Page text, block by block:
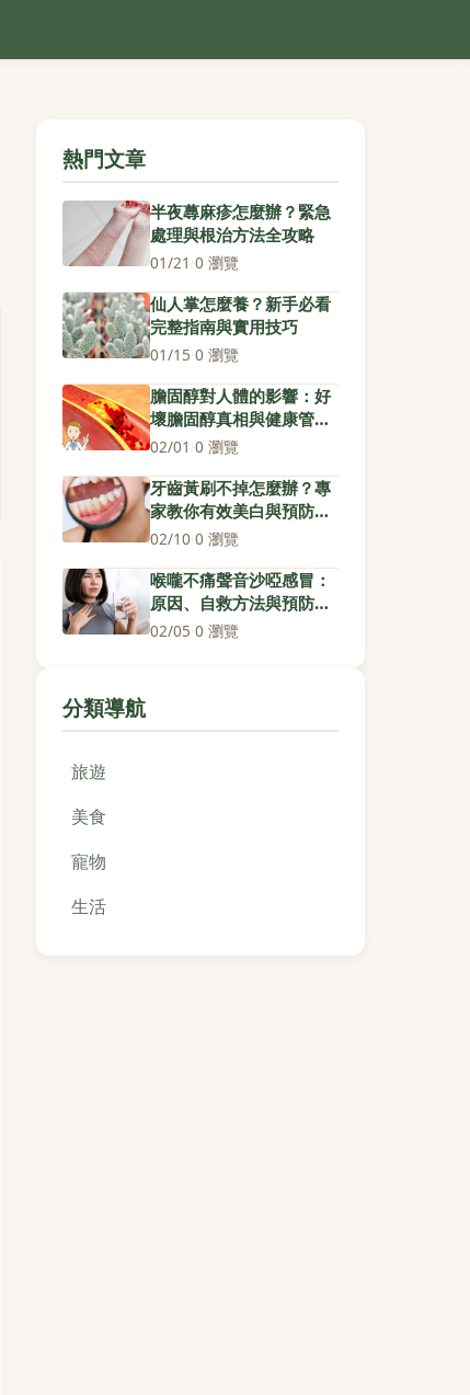
熱門文章
半夜蕁麻疹怎麼辦？緊急
處理與根治方法全攻略
01/21 ·0 瀏覽
仙人掌怎麼養？新手必看
完整指南與實用技巧
01/15·0 瀏覽
膽固醇對人體的影響：好
壞膽固醇真相與健康管理
全攻略
02/01 ·0 瀏覽
牙齒黃刷不掉怎麼辦？專
家教你有效美白與預防對
策
02/10·0 瀏覽
喉嚨不痛聲音沙啞感冒：
原因、自救方法與預防全
攻略
02/05·0 瀏覽
分類導航
旅遊
美食
寵物
生活